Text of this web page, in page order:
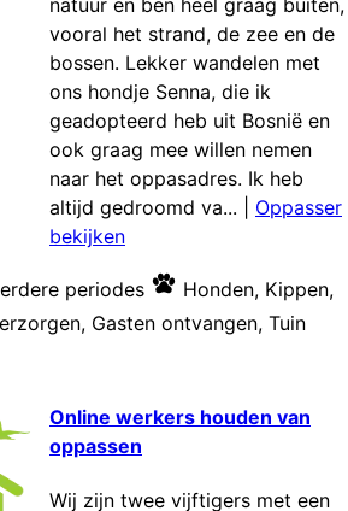
natuur en ben heel graag buiten,
vooral het strand, de zee en de
bossen. Lekker wandelen met
ons hondje Senna, die ik
geadopteerd heb uit Bosnië en
ook graag mee willen nemen
naar het oppasadres. Ik heb
altijd gedroomd va...
Oppasser
bekijken
periodes Honden, Kippen,
, Gasten ontvangen, Tuin
Online werkers houden van
oppassen
Wij zijn twee vijftigers met een